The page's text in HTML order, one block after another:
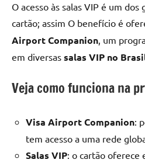
O acesso às salas VIP é um
cartão; assim O benefício é
Airport Companion, um
em diversas salas VIP no
Veja como funciona na
Visa Airport Companion:
tem acesso a uma rede
Salas VIP: o cartão oferece